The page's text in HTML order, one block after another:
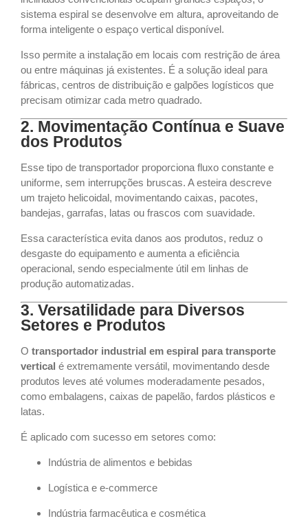
sistema espiral se desenvolve em altura, aproveitando de
forma inteligente o espaço vertical disponível.
Isso permite a instalação em locais com restrição de área
ou entre máquinas já existentes. É a solução ideal para
fábricas, centros de distribuição e galpões logísticos que
precisam otimizar cada metro quadrado.
2. Movimentação Contínua e Suave
dos Produtos
Esse tipo de transportador proporciona fluxo constante e
uniforme, sem interrupções bruscas. A esteira descreve
um trajeto helicoidal, movimentando caixas, pacotes,
bandejas, garrafas, latas ou frascos com suavidade.
Essa característica evita danos aos produtos, reduz o
desgaste do equipamento e aumenta a eficiência
operacional, sendo especialmente útil em linhas de
produção automatizadas.
3. Versatilidade para Diversos
Setores e Produtos
O transportador industrial em espiral para transporte
vertical é extremamente versátil, movimentando desde
produtos leves até volumes moderadamente pesados,
como embalagens, caixas de papelão, fardos plásticos e
latas.
É aplicado com sucesso em setores como:
Indústria de alimentos e bebidas
Logística e e-commerce
Indústria farmacêutica e cosmética